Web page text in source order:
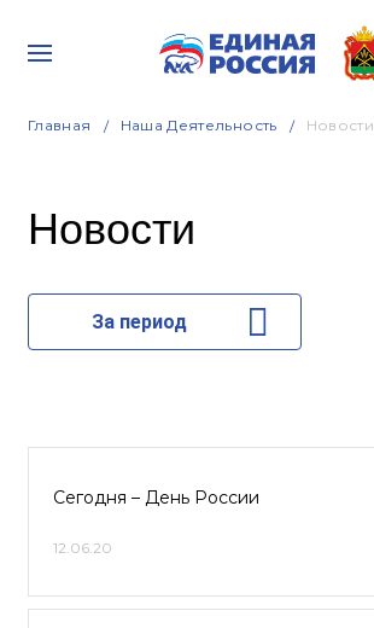
Главная Наша Деятельность Новости
Новости
За период
Сегодня – День России
12.06.20